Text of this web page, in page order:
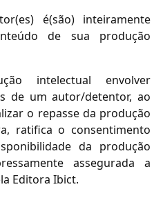
é(são) inteiramente
de sua produção
intelectual envolver
de um autor/detentor, ao
o repasse da produção
ratifica o consentimento
da produção
assegurada a
Editora Ibict.